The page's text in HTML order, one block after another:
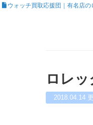
ウォッチ買取応援団｜有名店
ロレ
2018.04.14